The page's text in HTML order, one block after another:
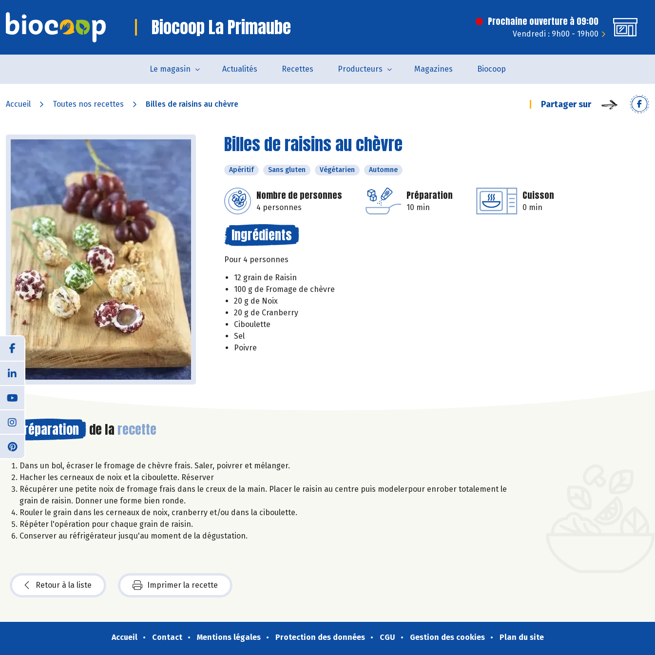
Biocoop La Primaube Prochaine ouverture à 09:00
Vendredi : 9h00 - 19h00
Le magasin Actualités Recettes Producteurs Magazines Biocoop
Accueil Toutes nos recettes Billes de raisins au chèvre Partager sur
Billes de raisins au chèvre
Apéritif Sans gluten Végétarien Automne
Nombre de personnes
4 personnes
Préparation
10 min
Cuisson
0 min
Ingrédients
Pour 4 personnes
12 grain de Raisin
100 g de Fromage de chèvre
20 g de Noix
20 g de Cranberry
Ciboulette
Sel
Poivre
Préparation de la recette
Dans un bol, écraser le fromage de chèvre frais. Saler, poivrer et mélanger.
Hacher les cerneaux de noix et la ciboulette. Réserver
Récupérer une petite noix de fromage frais dans le creux de la main. Placer le raisin au centre puis modelerpour enrober totalement le
grain de raisin. Donner une forme bien ronde.
Rouler le grain dans les cerneaux de noix, cranberry et/ou dans la ciboulette.
Répéter l'opération pour chaque grain de raisin.
Conserver au réfrigérateur jusqu'au moment de la dégustation.
Retour à la liste Imprimer la recette
Accueil Contact Mentions légales Protection des données CGU Gestion des cookies Plan du site